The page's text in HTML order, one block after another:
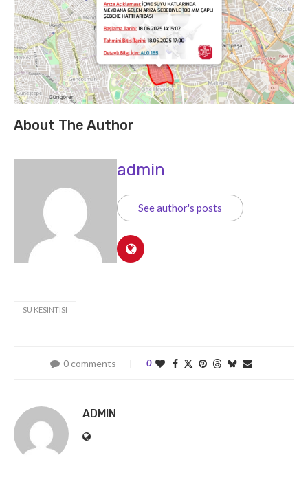
About The Author
admin
See author's posts
SU KESINTISI
0 comments 0
ADMIN